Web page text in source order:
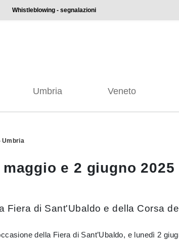
Whistleblowing - segnalazioni
Umbria Veneto
Umbria
e 2 giugno
Fiera di Sant'Ubaldo e della Corsa
della Fiera di Sant’Ubaldo, e lunedì 2